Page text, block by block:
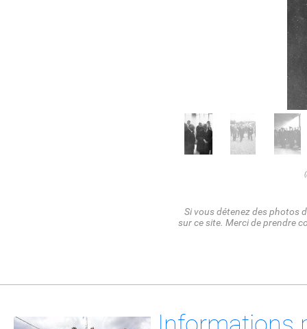
Si vous détenez des photos
sur ce site. Merci de prendre